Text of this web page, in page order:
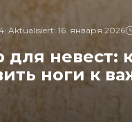
· Aktualisiert: 16. января 2026
невест:
ноги к